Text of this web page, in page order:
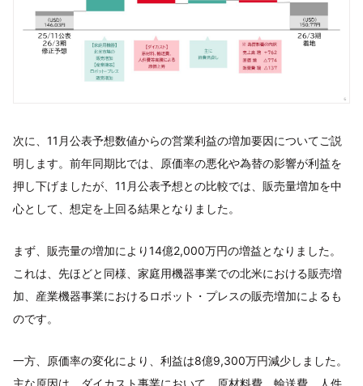
次に、11月公表予想数値からの営業利益の増加要因についてご説
明します。前年同期比では、原価率の悪化や為替の影響が利益を
押し下げましたが、11月公表予想との比較では、販売量増加を中
心として、想定を上回る結果となりました。
まず、販売量の増加により14億2,000万円の増益となりました。
これは、先ほどと同様、家庭用機器事業での北米における販売増
加、産業機器事業におけるロボット・プレスの販売増加によるも
のです。
一方、原価率の変化により、利益は8億9,300万円減少しました。
主な原因は、ダイカスト事業において、原材料費、輸送費、人件